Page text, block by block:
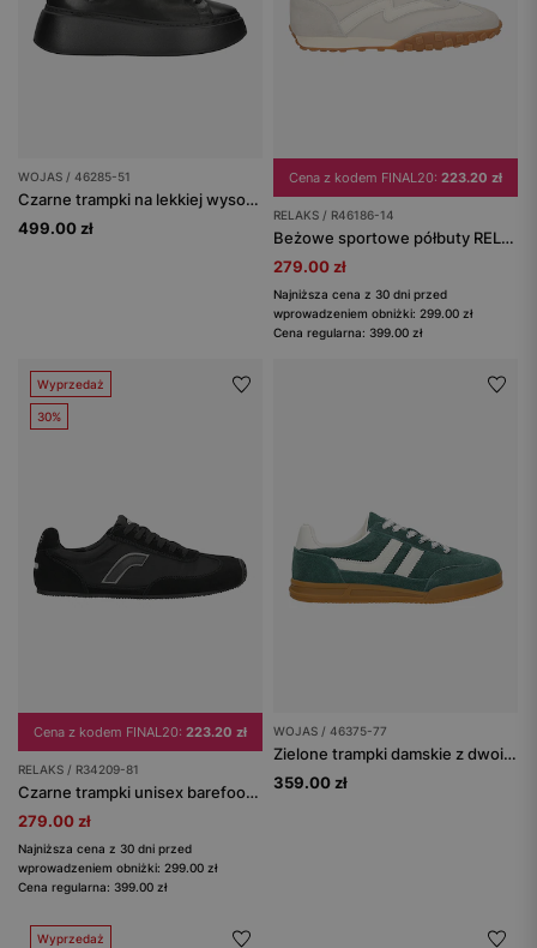
WOJAS / 46285-51
Czarne trampki na lekkiej wysokiej podeszwie
499.00 zł
Cena z kodem FINAL20: 223.20 zł
RELAKS / R46186-14
Beżowe sportowe półbuty RELAKS
279.00 zł
Najniższa cena z 30 dni przed
wprowadzeniem obniżki: 299.00 zł
Cena regularna: 399.00 zł
Wyprzedaż
30%
Cena z kodem FINAL20: 223.20 zł
RELAKS / R34209-81
Czarne trampki unisex barefoot RELAKS
279.00 zł
Najniższa cena z 30 dni przed
wprowadzeniem obniżki: 299.00 zł
Cena regularna: 399.00 zł
WOJAS / 46375-77
Zielone trampki damskie z dwoiny welurowej
359.00 zł
Wyprzedaż